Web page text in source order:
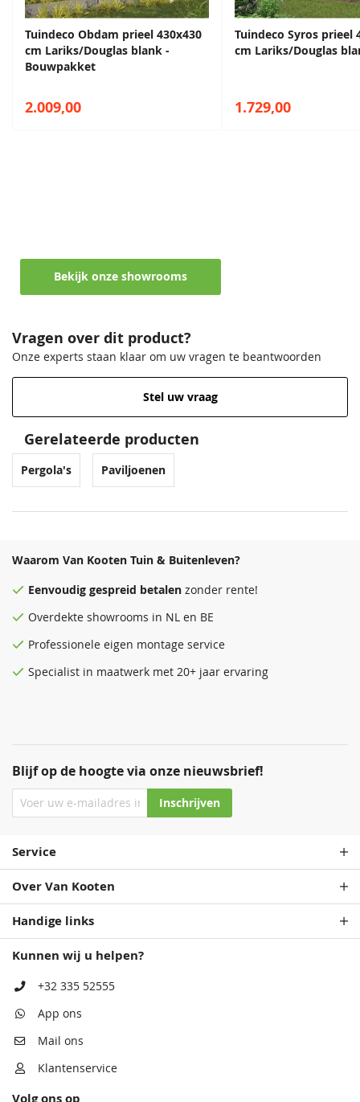
Tuindeco Obdam prieel 430x430
cm Lariks/Douglas blank -
Bouwpakket
2.009,00
Tuindeco Syros prieel
cm Lariks/Douglas
1.729,00
Bekijk onze showrooms
Vragen over dit product?
Onze experts staan klaar om uw vragen te beantwoorden
Stel uw vraag
Gerelateerde producten
Pergola's Paviljoenen
Blijf op de hoogte via onze nieuwsbrief!
Inschrijven
Waarom Van Kooten Tuin & Buitenleven?
Eenvoudig gespreid betalen zonder rente!
Overdekte showrooms in NL en BE
Professionele eigen montage service
Specialist in maatwerk met 20+ jaar ervaring
Service
Over Van Kooten
Handige links
Kunnen wij u helpen?
+32 335 52555
App ons
Mail ons
Klantenservice
Volg ons op